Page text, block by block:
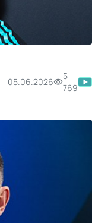
05.06.2026
5
769